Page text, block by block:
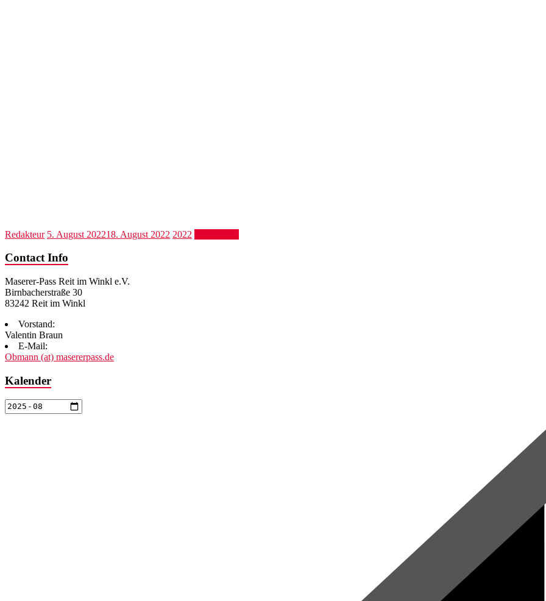
Redakteur 5. August 202218. August 2022 2022
Contact Info
Maserer-Pass Reit im Winkl e.V.
Birnbacherstraße 30
83242 Reit im Winkl
Vorstand:
Valentin Braun
E-Mail:
Obmann (at) masererpass.de
Kalender